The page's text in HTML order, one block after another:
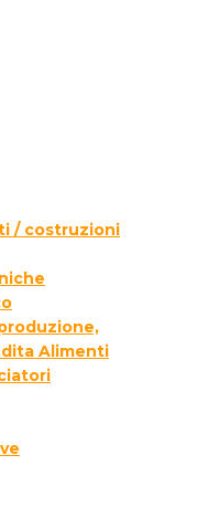
/ costruzioni
Alimenti